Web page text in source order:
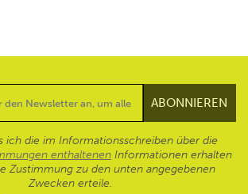
ich die im Informationsschreiben über die
enthaltenen Informationen erhalten
Zustimmung zu den unten angegebenen
Zwecken erteile.